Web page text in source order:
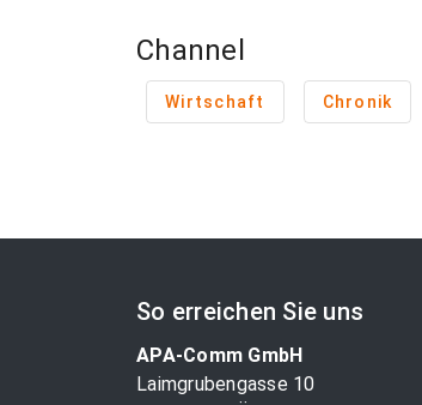
Channel
Wirtschaft Chronik
So erreichen Sie uns
APA-Comm GmbH
Laimgrubengasse 10